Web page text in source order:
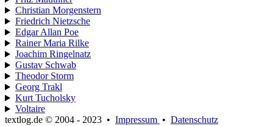
Christian Morgenstern
Friedrich Nietzsche
Edgar Allan Poe
Rainer Maria Rilke
Joachim Ringelnatz
Gustav Schwab
Theodor Storm
Georg Trakl
Kurt Tucholsky
Voltaire
textlog.de © 2004 - 2023 • Impressum • Datenschutz